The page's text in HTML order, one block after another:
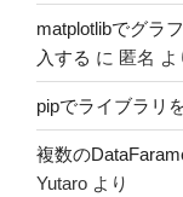
matplotlibでグラ
入する に 匿名 よ
pipでライブラリ
複数の
Yutaro より